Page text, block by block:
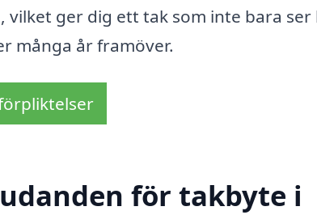
ger dig ett tak som inte bara ser
många år framöver.
för takbyte i